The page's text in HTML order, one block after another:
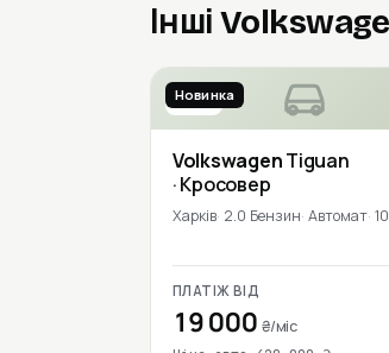
Інші
2017
Новинка
VolkswagenTiguan
· Кросовер
Харків 2.0 Бензин Автомат
ПЛАТІЖ ВІД
19 000 ₴/міс